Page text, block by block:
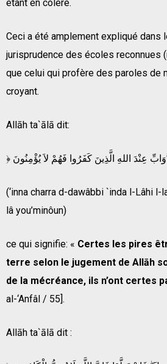
étant en colère.
Ceci a été amplement expliqué dans
jurisprudence des écoles reconnues
que celui qui profère des paroles de
croyant.
Allāh ta`ālā dit:
(‘inna charra d-dawâbbi `inda l-Lâhi l-
lâ you’minôun)
ce qui signifie: « Certes les pires
terre selon le jugement de Allāh
de la mécréance, ils n’ont certes
al-‘Anfâl / 55].
Allāh ta`ālā dit :